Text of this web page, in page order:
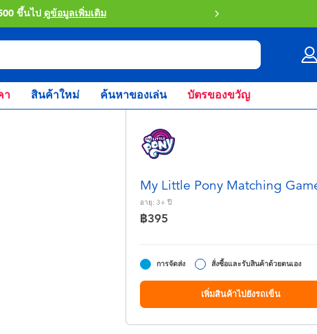
ขึ้นไป ดูข้อมูลเพิ่มเติม สั่งซื้
า สินค้าใหม่ ค้นหาของเล่น บัตรของขวัญ
My Little Pony Matching
อายุ: 3+ ปี
฿395
การจัดส่ง สั่งซื้อและรับสินค้าด้วยตนเอง
เพิ่มสินค้าไปยังรถเข็น